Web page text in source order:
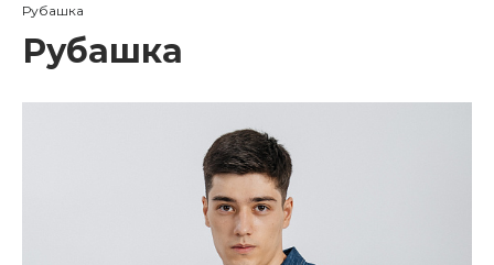
Рубашка
Рубашка